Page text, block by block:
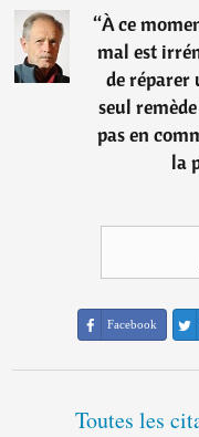
“À ce
mal est
de réparer
seul
pas en
la
Facebook
Toutes les